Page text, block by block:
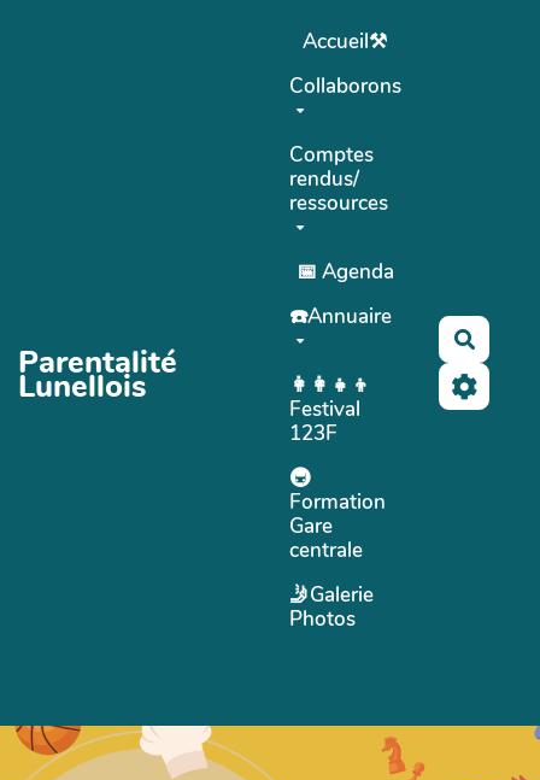
Parentalité
Lunellois
Accueil⚒
Collaborons
Comptes
rendus/
ressources
📅 Agenda
☎️Annuaire
👩‍👩‍👧‍👦
Festival
123F
🚇
Formation
Gare
centrale
🤳Galerie
Photos